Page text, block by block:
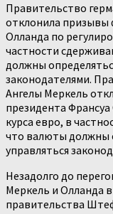
Правительство
отклонила призывы
Олланда по
частности
должны
законодателями.
Ангелы Меркель
президента
курса евро, в
что валюты должны
управляться
Незадолго до
Меркель и Олланда
правительства